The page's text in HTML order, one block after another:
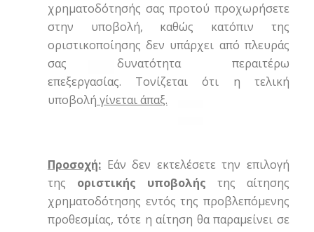
χρηματοδότησής σας προτού προχωρήσετε
στην υποβολή, καθώς κατόπιν της
οριστικοποίησης δεν υπάρχει από πλευράς
σας δυνατότητα περαιτέρω
επεξεργασίας. Τονίζεται ότι η τελική
υποβολή γίνεται άπαξ.
Προσοχή:Εάν δεν εκτελέσετε την επιλογή
της οριστικής υποβολής της αίτησης
χρηματοδότησης εντός της προβλεπόμενης
προθεσμίας, τότε η αίτηση θα παραμείνει σε